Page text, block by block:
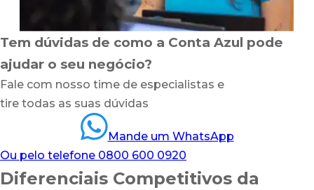
Tem dúvidas de como a Conta Azul pode
ajudar o seu negócio?
Fale com nosso time de especialistas e
tire todas as suas dúvidas
Mande um WhatsApp
Ou pelo telefone 0800 600 0920
Diferenciais Competitivos da